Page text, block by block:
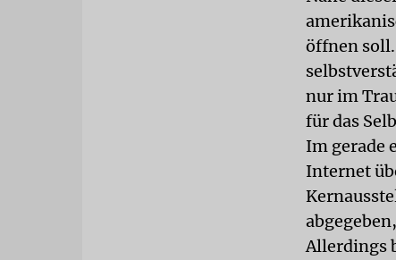
öffnen
nur im
für das
Im gerade
Internet
Allerdings